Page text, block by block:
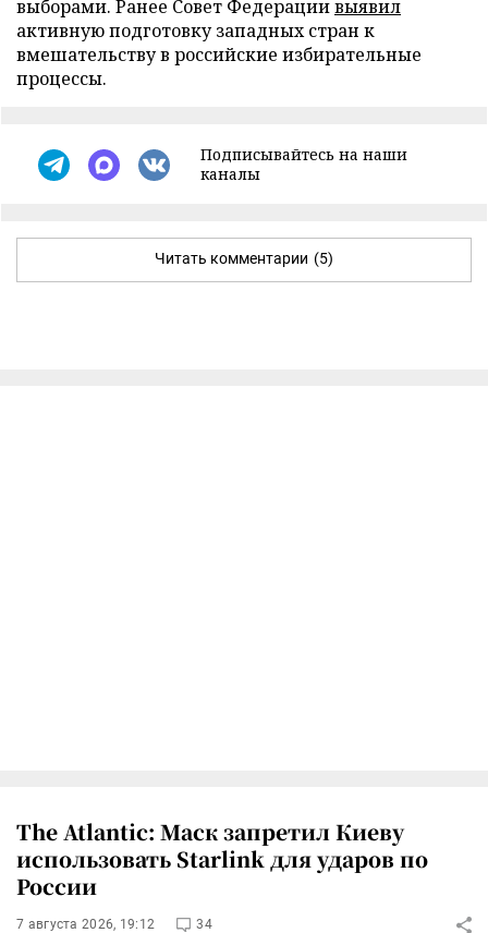
выборами. Ранее Совет Федерациивыявил
активную подготовку западных стран к
вмешательству в российские избирательные
процессы.
Подписывайтесь на наши
каналы
Читать комментарии (5)
The Atlantic: Маск запретил Киеву
использовать Starlink для ударов по
России
7 августа 2026, 19:12 34